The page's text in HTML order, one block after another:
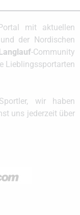
mit aktuellen
der Nordischen
Langlauf-Community
Lieblingssportarten
wir haben
uns jederzeit über